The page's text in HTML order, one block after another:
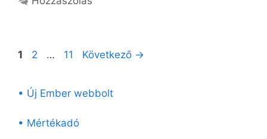
Oldal
1 Oldal
2 … Oldal
11 Következő →
• Új Ember webbolt
• Mértékadó